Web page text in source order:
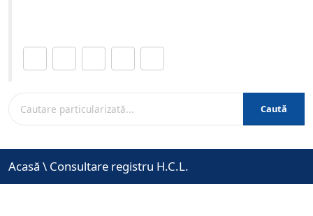
Caută
Acasă \ Consultare registru H.C.L.